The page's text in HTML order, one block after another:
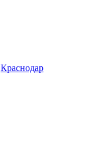
Краснодар